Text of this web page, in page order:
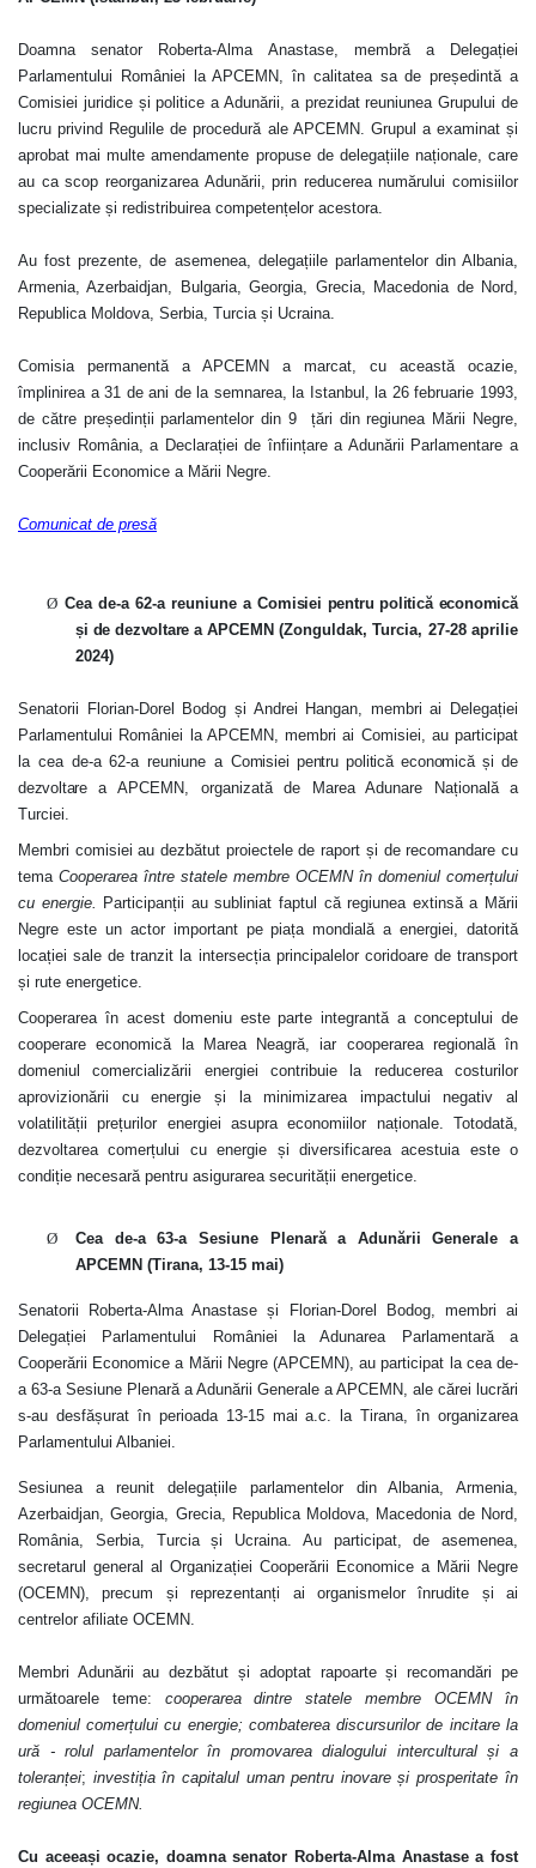
Doamna senator Roberta-Alma Anastase, membră a Delegației
Parlamentului României la APCEMN, în calitatea sa de președintă a
Comisiei juridice și politice a Adunării, a prezidat reuniunea Grupului de
lucru privind Regulile de procedură ale APCEMN. Grupul a examinat și
aprobat mai multe amendamente propuse de delegațiile naționale, care
au ca scop reorganizarea Adunării, prin reducerea numărului comisiilor
specializate și redistribuirea competențelor acestora.
Au fost prezente, de asemenea, delegațiile parlamentelor din Albania,
Armenia, Azerbaidjan, Bulgaria, Georgia, Grecia, Macedonia de Nord,
Republica Moldova, Serbia, Turcia și Ucraina.
Comisia permanentă a APCEMN a marcat, cu această ocazie,
împlinirea a 31 de ani de la semnarea, la Istanbul, la 26 februarie 1993,
de către președinții parlamentelor din 9 țări din regiunea Mării Negre,
inclusiv România, a Declarației de înființare a Adunării Parlamentare a
Cooperării Economice a Mării Negre.
Comunicat de presă
Ø Cea de-a 62-areuniune aComisiei pentru politică economică
și de dezvoltare a APCEMN (Zonguldak, Turcia, 27-28 aprilie
2024)
Senatorii Florian-Dorel Bodog și Andrei Hangan, membri ai Delegației
Parlamentului României la APCEMN, membri ai Comisiei, au participat
la cea de-a 62-areuniune a Comisiei pentru politică economică și de
dezvoltare aAPCEMN, organizată de Marea Adunare Națională a
Turciei.
Membri comisiei au dezbătut proiectele de raport și de recomandare cu
tema Cooperarea între statele membre OCEMN în domeniul comerțului
cu energie. Participanții au subliniat faptul căregiunea extinsă a Mării
Negre este un actor important pe piața mondială a energiei, datorită
locației sale de tranzit la intersecția principalelor coridoare de transport
și rute energetice.
Cooperarea în acest domeniu este parte integrantă a conceptului de
cooperare economică la Marea Neagră, iar cooperarea regională în
domeniul comercializării energiei contribuie la reducerea costurilor
aprovizionării cu energie și la minimizarea impactului negativ al
volatilității prețurilor energiei asupra economiilor naționale. Totodată,
dezvoltarea comerțului cu energie și diversificarea acestuia este o
condiție necesară pentru asigurarea securității energetice.
Ø
Cea de-a 63-a Sesiune Plenară a Adunării Generale a
APCEMN (Tirana, 13-15 mai)
Senatorii Roberta-Alma Anastase și Florian-Dorel Bodog, membri ai
Delegației Parlamentului României la Adunarea Parlamentară a
Cooperării Economice a Mării Negre (APCEMN), au participat la cea de-
a 63-a Sesiune Plenară a Adunării Generale a APCEMN, ale cărei lucrări
s-au desfășurat în perioada 13-15 mai a.c. la Tirana, în organizarea
Parlamentului Albaniei.
Sesiunea a reunit delegațiile parlamentelor din Albania, Armenia,
Azerbaidjan, Georgia, Grecia, Republica Moldova, Macedonia de Nord,
România, Serbia, Turcia și Ucraina. Au participat, de asemenea,
secretarul general al Organizației Cooperării Economice a Mării Negre
(OCEMN), precum și reprezentanți ai organismelor înrudite și ai
centrelor afiliate OCEMN.
Membri Adunării au dezbătut și adoptat rapoarte și recomandări pe
următoarele teme: cooperarea dintre statele membre OCEMN în
domeniul comerțului cu energie; combaterea discursurilor de incitare la
ură - rolul parlamentelor în promovarea dialogului intercultural și a
toleranței; investiția în capitalul uman pentru inovare și prosperitate în
regiunea OCEMN.
Cu aceeași ocazie, doamna senator Roberta-Alma Anastase a fost